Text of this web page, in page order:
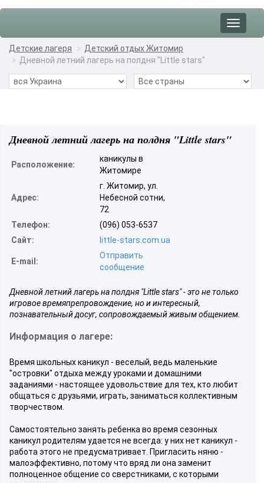
Toggle
Детские лагеря
Детский отдых Житомир
Дневной летний лагерь на полдня "Little stars"
Дневной летний лагерь на полдня "Little stars"
Расположение:
каникулы в
Житомире
Адрес:
г. Житомир, ул.
Небесной сотни,
72
Телефон:
(096) 053-6537
Сайт:
little-stars.com.ua
E-mail:
Отправить
сообщение
Дневной летний лагерь на полдня "Little stars" - это не только
игровое времяпрепровождение, но и интересный,
познавательный досуг, сопровождаемый живым общением.
Информация о лагере:
Время школьных каникул - веселый, ведь маленькие
"островки" отдыха между уроками и домашними
заданиями - настоящее удовольствие для тех, кто любит
общаться с друзьями, играть, заниматься коллективным
творчеством.
Самостоятельно занять ребенка во время сезонных
каникул родителям удается не всегда: у них нет каникул -
работа этого не предусматривает. Пригласить няню -
малоэффективно, потому что вряд ли она заменит
полноценное общение со сверстниками, с которыми